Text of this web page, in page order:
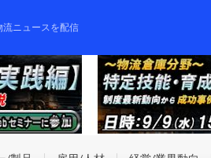
流ニュースを配信